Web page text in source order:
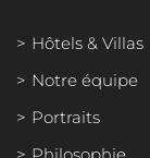
Hôtels & Villas
Notre équipe
Portraits